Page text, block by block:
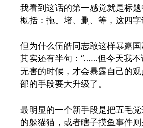
我看到这话的第一感觉就是标
概括：拖、堵、删、等，这四
但为什么伍皓同志敢这样暴露
其实还有半句：“……但今天我
无害的时候，才会暴露自己的
部的手段要大升级了。
最明显的一个新手段是把五毛
的躲猫猫，或者瞎子摸鱼事件